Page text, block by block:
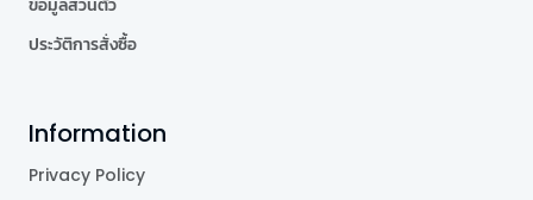
ประวัติการสั่งซื้อ
Information
Privacy Policy